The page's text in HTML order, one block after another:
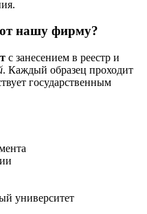
нашу фирму?
с занесением в реестр и
. Каждый образец проходит
государственным
университет